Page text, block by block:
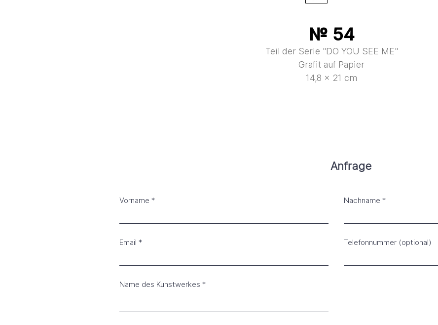
№ 54
Teil der Serie "DO YOU SEE ME"
Grafit auf Papier
14,8 × 21 cm
Anfrage
Vorname Nachname
Email Telefonnummer (optional)
Name des Kunstwerkes